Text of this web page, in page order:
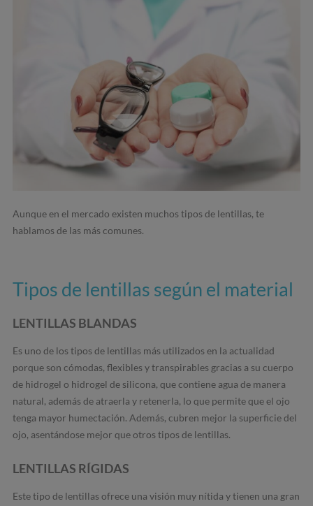
Aunque en el mercado existen muchos tipos de lentillas, te
hablamos de las más comunes.
Tipos de lentillas según el material
LENTILLAS BLANDAS
Es uno de los tipos de lentillas más utilizados en la actualidad
porque son cómodas, flexibles y transpirables gracias a su cuerpo
de hidrogel o hidrogel de silicona, que contiene agua de manera
natural, además de atraerla y retenerla, lo que permite que el ojo
tenga mayor humectación. Además, cubren mejor la superficie del
ojo, asentándose mejor que otros tipos de lentillas.
LENTILLAS RÍGIDAS
Este tipo de lentillas ofrece una visión muy nítida y tienen una gran